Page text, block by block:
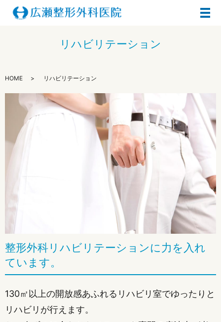
メ
リハビリテーション
HOME リハビリテーション
整形外科リハビリテーションに力を入れ
ています。
130㎡以上の開放感あふれるリハビリ室でゆったりと
リハビリが行えます。